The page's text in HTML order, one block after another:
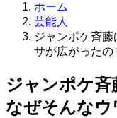
ホーム
芸能人
ジャンポケ斉
サが広がったの
ジャンポケ斉
なぜそんなウ